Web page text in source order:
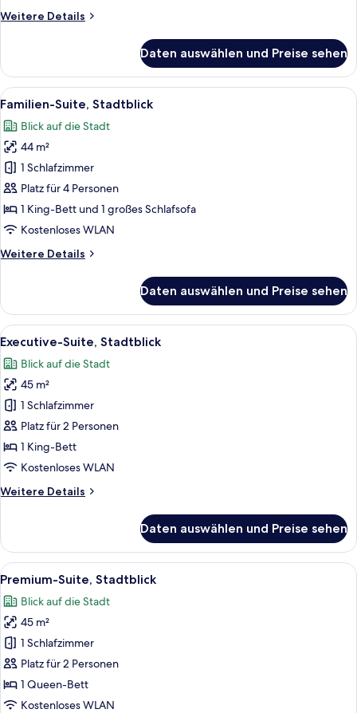
Weitere Details
Weitere
Zweibettzimmer
(Show
View)
Daten auswählen und Preise sehen
Alle
Fotos
für
Familien-
Suite,
Stadtblick
anzeigen
Ein modernes Hotelzimmer mit
8
Familien-Suite, Stadtblick
Blick auf die Stadt
44 m²
1 Schlafzimmer
Platz für 4 Personen
1 King-Bett und 1 großes Schlafsofa
Kostenloses WLAN
Weitere Details
Weitere
Suite,
Stadtblick
Daten auswählen und Preise sehen
Alle
Fotos
für
Executive-
Suite,
Stadtblick
anzeigen
Ein modernes Hotelzimmer mit
16
Executive-Suite, Stadtblick
Blick auf die Stadt
45 m²
1 Schlafzimmer
Platz für 2 Personen
1 King-Bett
Kostenloses WLAN
Weitere Details
Weitere
Suite,
Stadtblick
Daten auswählen und Preise sehen
Alle
Fotos
für
Premium-
Suite,
Stadtblick
anzeigen
Ein modernes Wohnzimmer mit
10
Premium-Suite, Stadtblick
Blick auf die Stadt
45 m²
1 Schlafzimmer
Platz für 2 Personen
1 Queen-Bett
Kostenloses WLAN